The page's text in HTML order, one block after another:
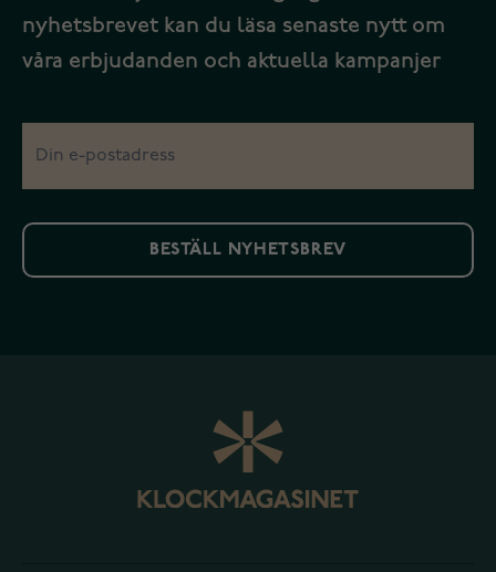
nyhetsbrevet kan du läsa senaste nytt om
våra erbjudanden och aktuella kampanjer
BESTÄLL NYHETSBREV